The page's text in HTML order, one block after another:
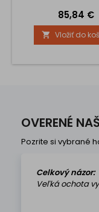
Cena
85,84 €
 Vložiť do
OVERENÉ
Pozrite si vybrané
Celkový názor:
Veľká ochota